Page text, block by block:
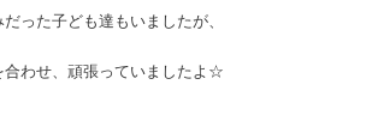
った子ども達もいましたが、
合わせ、頑張っていましたよ☆